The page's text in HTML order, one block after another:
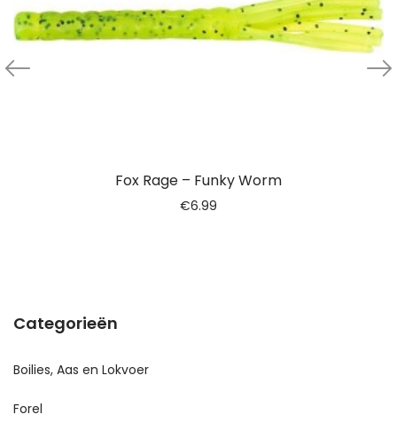
Fox Rage – Funky Worm
€6.99
Categorieën
Boilies, Aas en Lokvoer
Forel